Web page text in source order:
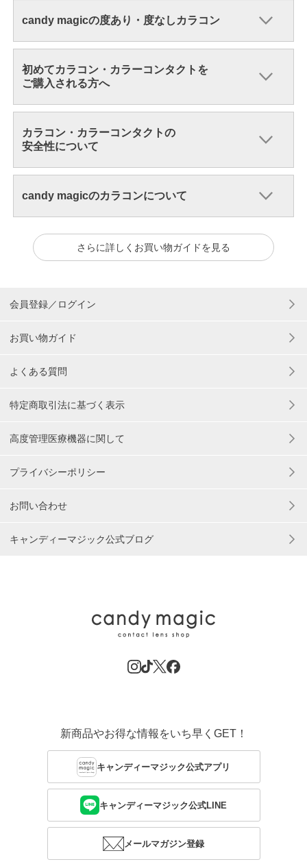
candy magicの度あり・度なしカラコン
初めてカラコン・カラーコンタクトを
ご購入される方へ
カラコン・カラーコンタクトの
安全性について
candy magicのカラコンについて
さらに詳しくお買い物ガイドを見る
会員登録／ログイン
お買い物ガイド
よくある質問
特定商取引法に基づく表示
高度管理医療機器に関して
プライバシーポリシー
お問い合わせ
キャンディーマジック公式ブログ
新商品やお得な情報をいち早くGET！
キャンディーマジック公式アプリ
キャンディーマジック公式LINE
メールマガジン登録